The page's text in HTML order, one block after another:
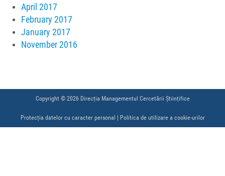
April 2017
February 2017
January 2017
November 2016
Copyright © 2026 Direcția Managementul Cercetării Științifice
Protecția datelor cu caracter personal Politica de utilizare a cookie-urilor